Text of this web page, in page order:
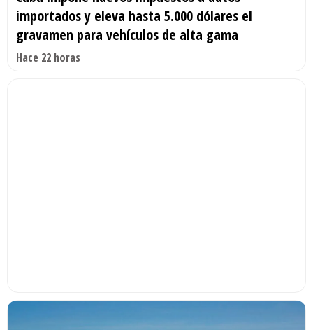
importados y eleva hasta 5.000 dólares el
gravamen para vehículos de alta gama
Hace 22 horas